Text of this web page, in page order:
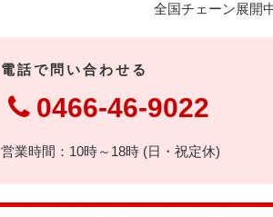
全国チェーン展開
電話で問い合わせる
0466-46-9022
営業時間：10時～18時 (日・祝定休)